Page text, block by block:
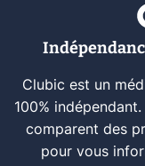
Clubic est un
100%
comparent des
pour vous